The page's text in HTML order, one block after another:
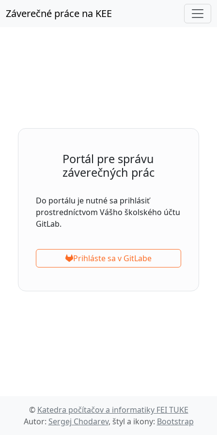
Záverečné práce na KEE
Portál pre správu
záverečných prác
Do portálu je nutné sa prihlásiť
prostredníctvom Vášho školského účtu
GitLab.
Prihláste sa v GitLabe
© Katedra počítačov a informatiky FEI TUKE
Autor: Sergej Chodarev, štyl a ikony: Bootstrap